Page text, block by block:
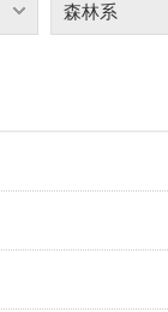
森林系